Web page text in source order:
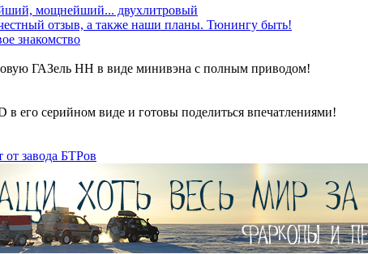
мощнейший... двухлитровый
отзыв, а также наши планы. Тюнингу быть!
знакомство
ГАЗель НН в виде минивэна с полным приводом!
его серийном виде и готовы поделиться впечатлениями!
завода БТРов